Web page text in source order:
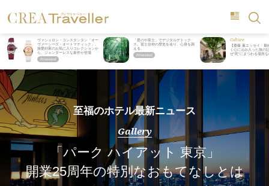
ヴァシュロン・コンスタンタン「オー
ヴァーシーズ・オートマティック」。
旅愛好家のお気に入りコレクションか
ら、ジェンダーレスな新作が登場
「星のや富士」でデジタルデトック
ス。冨士信仰の歴史を辿り、心身を調
える。
Culture
【齋藤 薫エッセイ・最
く心に沁み入った旅の
ぜ“死”にまつわる場所
至福のホテル最新ニュース
Gallery
「パーク ハイアット 東京」
開業25周年の特別なおもてなしとは